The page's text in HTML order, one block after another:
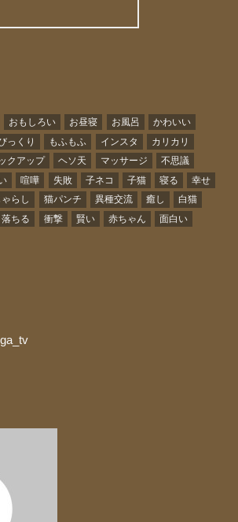
おもしろい お昼寝 お風呂
かわいい
っくり もふもふ インスタ
カリカリ
クアップ ヘソ天 マッサージ
不思議
喧嘩 失敗 子ネコ 子猫 寝る
幸せ
らし 猫パンチ 異種交流 癒し
白猫
落ちる 衝撃 賢い 赤ちゃん
面白い